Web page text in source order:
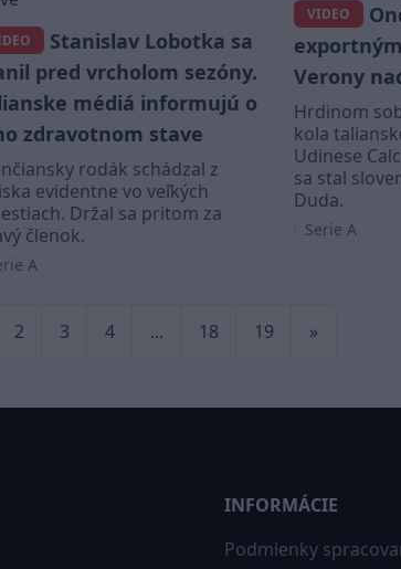
Stanislav Lobotka sa
pred vrcholom sezóny.
médiá informujú o
zdravotnom stave
rodák schádzal z
evidentne vo veľkých
Držal sa pritom za
členok.
A
VIDEO
Verony
Hrdinom
kola
Udinese
sa stal
Duda.
Serie A
2 3 4 ... 18 19 »
INFORMÁCIE
Podmienky